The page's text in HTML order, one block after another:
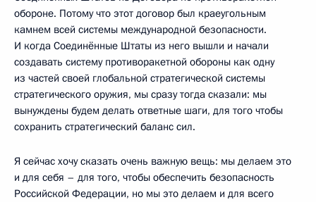
обороне. Потому что этот договор был краеугольным
камнем всей системы международной безопасности.
И когда Соединённые Штаты из него вышли и начали
создавать систему противоракетной обороны как одну
из частей своей глобальной стратегической системы
стратегического оружия, мы сразу тогда сказали: мы
вынуждены будем делать ответные шаги, для того чтобы
сохранить стратегический баланс сил.
Я сейчас хочу сказать очень важную вещь: мы делаем это
и для себя – для того, чтобы обеспечить безопасность
Российской Федерации, но мы это делаем и для всего